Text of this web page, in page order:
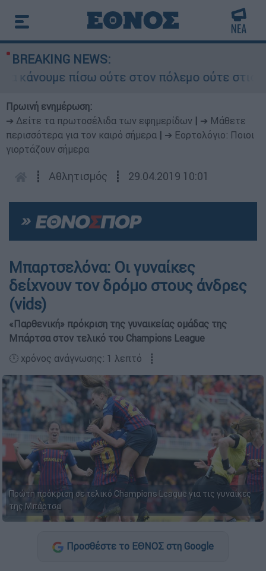
BREAKING NEWS:
πίσω ούτε στον πόλεμο ούτε στις
Πρωινή ενημέρωση:
➔ Δείτε τα πρωτοσέλιδα των εφημερίδων
➔ Μάθετε
περισσότερα για τον καιρό σήμερα
➔ Εορτολόγιο: Ποιοι
γιορτάζουν σήμερα
┋ Αθλητισμός ┋ 29.04.2019 10:01
Μπαρτσελόνα: Οι γυναίκες
δείχνουν τον δρόμο στους άνδρες
(vids)
«Παρθενική» πρόκριση της γυναικείας ομάδας της
Μπάρτσα στον τελικό του Champions League
🕛 χρόνος ανάγνωσης: 1 λεπτό ┋
Πρώτη πρόκριση σε τελικό Champions League για τις γυναίκες
της Μπάρτσα
Προσθέστε το ΕΘΝΟΣ στη Google